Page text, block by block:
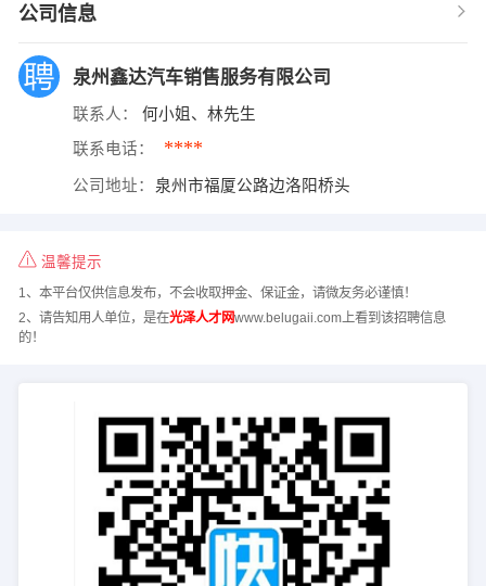
公司信息
泉州鑫达汽车销售服务有限公司
联系人： 何小姐、林先生
联系电话： ****
公司地址： 泉州市福厦公路边洛阳桥头
温馨提示
1、本平台仅供信息发布，不会收取押金、保证金，请微友务必谨慎！
2、请告知用人单位，是在光泽人才网www.belugaii.com上看到该招聘信息
的！